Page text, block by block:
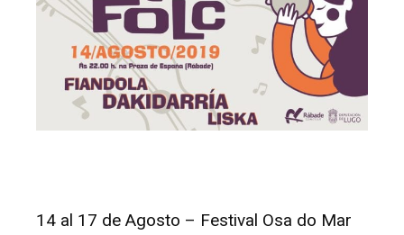
14 al 17 de Agosto – Festival Osa do Mar